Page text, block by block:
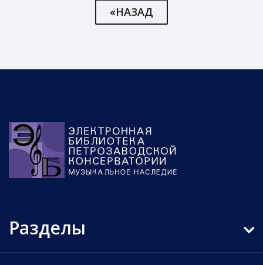
«НАЗАД
Разделы